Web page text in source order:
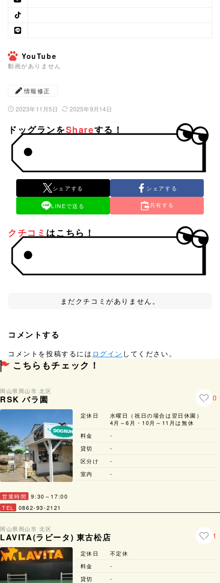
YouTube
動画がありません
情報修正
公開日：
2023年11月5日 最終更新日：
2025年9月14日
ドッグランをShareする！
シェアする シェアする
LINEで送る 共有する
クチコミ はこちら！
まだクチコミがありません。
コメントする
コメントを投稿するには ログイン してください。
こちらもチェック！
岡山県 岡山市 北区
RSK バラ園 0
営業時間
9:30～17:00
TEL
0862-93-2121
定休日
水曜日（祝日の場合は翌日休園）
4月～6月・10月～11月は無休
料金
-
貸切
-
区分け
-
室内
-
岡山県 岡山市 北区
LAVITA(ラビータ) 東古松店 1
定休日
不定休
料金
-
貸切
-